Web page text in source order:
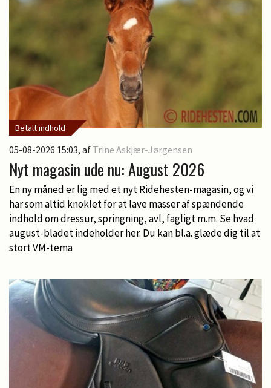
Betalt indhold
05-08-2026 15:03, af Trine Askjær-Jørgensen
Nyt magasin ude nu: August 2026
En ny måned er lig med et nyt Ridehesten-magasin, og vi
har som altid knoklet for at lave masser af spændende
indhold om dressur, springning, avl, fagligt m.m. Se hvad
august-bladet indeholder her. Du kan bl.a. glæde dig til at
stort VM-tema